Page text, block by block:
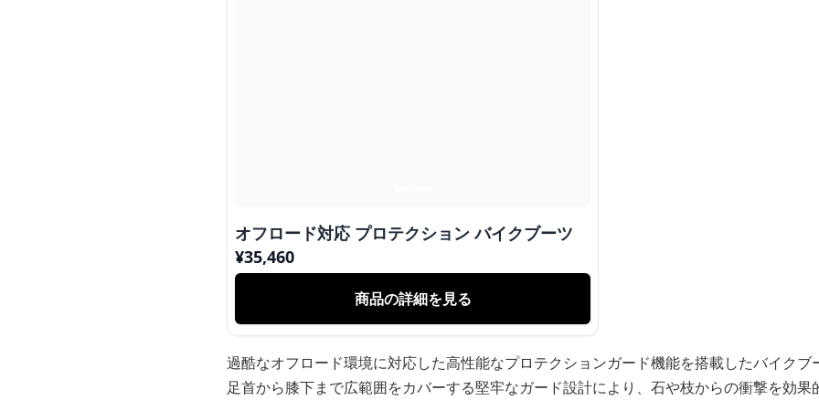
オフロード対応 プロテクション バイクブーツ
¥35,460
商品の詳細を見る
過酷なオフロード環境に対応した高性能なプロテクションガード機能を搭載したバイクブ
足首から膝下まで広範囲をカバーする堅牢なガード設計により、石や枝からの衝撃を効果